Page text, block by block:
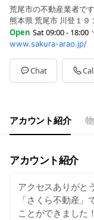
荒尾市の不動産業者です
熊本県 荒尾市 川登１９
Open Sat 09:00 - 18:00
Sun09:00 - 18:00
Mon09:00 - 18:00
Tue09:00 - 18:00
WedClosed
09:00 - 18:00
定休日：毎週水曜日
www.sakura-arao.jp/
Chat
アカウント紹介
アカウント紹介
アクセスありがと
「さくら不動産
ことができました